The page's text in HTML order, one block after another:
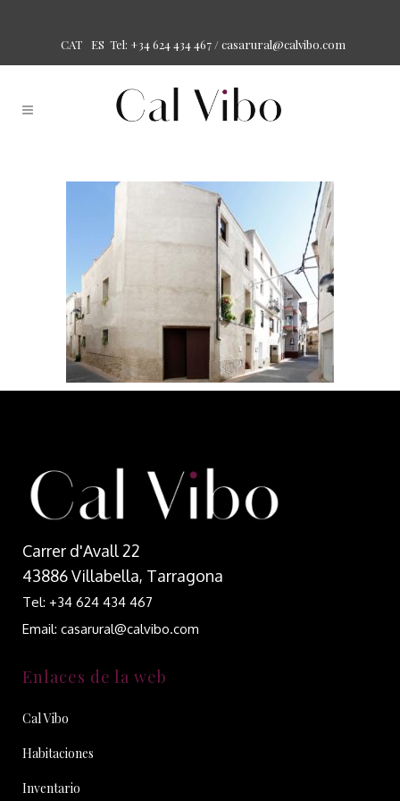
CAT ES Tel: +34 624 434 467 / casarural@calvibo.com
Carrer d'Avall 22
43886 Villabella, Tarragona
Tel: +34 624 434 467
Email: casarural@calvibo.com
Enlaces de la web
Cal Vibo
Habitaciones
Inventario